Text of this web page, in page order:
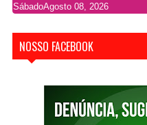
SábadoAgosto 08, 2026
NOSSO FACEBOOK